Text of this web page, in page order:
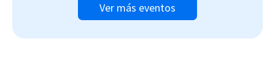
Ver más eventos